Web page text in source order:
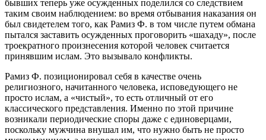
бывших теперь уже осужденных поделился со следствием
таким своим наблюдением: во время отбывания наказания он
был свидетелем того, как Рамиз Ф. в том числе путем обмана
пытался заставить осужденных проговорить «шахаду», после
троекратного произнесения которой человек считается
принявшим ислам. Это вызывало конфликты.
Рамиз Ф. позиционировал себя в качестве очень
религиозного, начитанного человека, исповедующего не
просто ислам, а «чистый», то есть отличный от его
классического представления. Именно по этой причине
возникали периодические споры даже с единоверцами,
поскольку мужчина внушал им, что нужно быть не просто